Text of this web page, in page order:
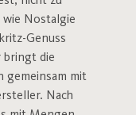
wie Nostalgie
Genuss
bringt die
gemeinsam mit
Nach